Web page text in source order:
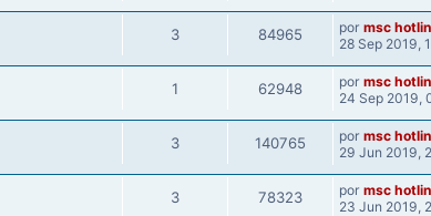
3 84965 por msc
28 Sep 2019,
1 62948 por msc
24 Sep 2019,
3 140765 por msc
29 Jun 2019,
3 78323 por msc
23 Jun 2019,